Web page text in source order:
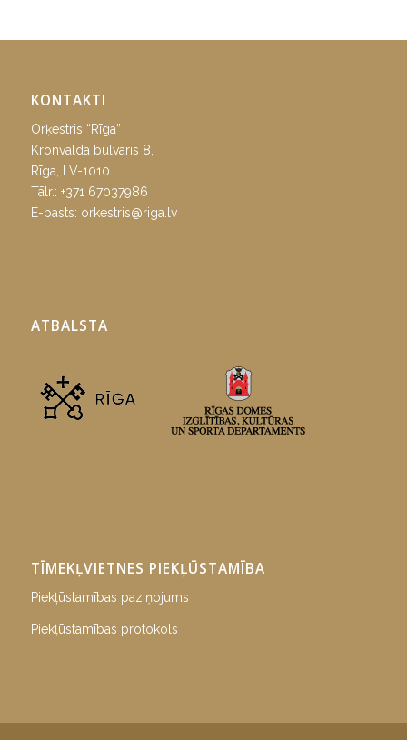
KONTAKTI
Orķestris “Rīga”
Kronvalda bulvāris 8,
Rīga, LV-1010
Tālr.: +371 67037986
E-pasts: orkestris@riga.lv
ATBALSTA
TĪMEKĻVIETNES PIEKĻŪSTAMĪBA
Piekļūstamības paziņojums
Piekļūstamības protokols